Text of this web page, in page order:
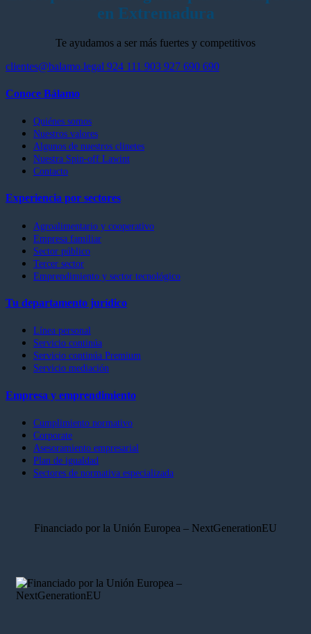
en Extremadura
Te ayudamos a ser más fuertes y competitivos
clientes@balamo.legal 924 111 903 927 690 690
Conoce Bálamo
Quiénes somos
Nuestros valores
Algunos de nuestros clinetes
Nuestra Spin-off Lawint
Contacto
Experiencia por sectores
Agroalimentario y cooperativo
Empresa familiar
Sector público
Tercer sector
Emprendimiento y sector tecnológico
Tu departamento jurídico
Línea personal
Servicio continúa
Servicio continúa Premium
Servicio mediación
Empresa y emprendimiento
Cumplimiento normativo
Corporate
Asesoramiento empresarial
Plan de igualdad
Sectores de normativa especializada
Financiado por la Unión Europea – NextGenerationEU